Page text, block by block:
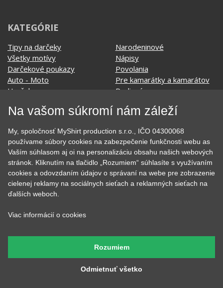
KATEGÓRIE
Tipy na darčeky
Všetky motívy
Darčekové poukazy
Auto - Moto
Hrnčeky
EKG - moje srdce bije
Film a Seriál
Geek
Hobby
Hudobné
Jedlo, pitie a relax
Kvetiny
Narodeninové
Nápisy
Povolania
Pre kamarátky a kamarátov
Rodinné
Športy
Tehotenské tričká
Vianoce a Veľká noc
Vojenské
Významné dni
Zvierata
MyShirt
Na vašom súkromí nám záleží
My, spoločnosť MyShirt production s.r.o., IČO 04300068
používame súbory cookies na zabezpečenie funkčnosti webu as
Vaším súhlasom aj oi na personalizáciu obsahu našich webových
stránok. Kliknutím na tlačidlo „Rozumiem“ súhlasíte s využívaním
cookies a odovzdaním údajov o správaní na webe pre zobrazenie
cielenej reklamy na sociálnych sieťach a reklamných sieťach na
ďalších weboch.
Viac informácií o cookies
Odmietnuť všetko
Rozumiem